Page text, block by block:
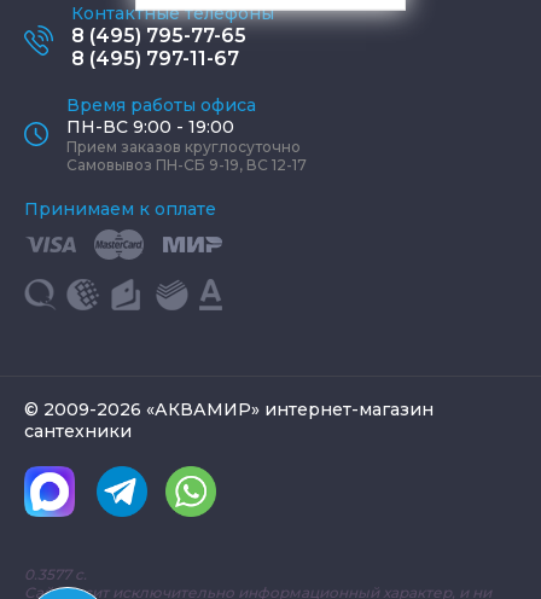
Контактные телефоны
8 (495) 795-77-65
8 (495) 797-11-67
Время работы офиса
ПН-ВС 9:00 - 19:00
Прием заказов круглосуточно
Самовывоз ПН-СБ 9-19, ВС 12-17
Принимаем к оплате
© 2009-2026 «АКВАМИР» интернет-магазин
сантехники
0.3577 с.
Сайт носит исключительно информационный характер, и ни